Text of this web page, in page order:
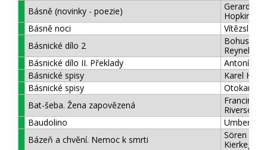
Básně (novinky - poezie)
Gerard
Hopkins
Básně noci
Vítězslav
Básnické dílo 2
Bohuslav
Reynek
Básnické dílo II. Překlady
Antonín
Básnické spisy
Karel
Básnické spisy
Otokar
Bat-šeba. Žena zapovězená
Francine
Riversová
Baudolino
Umberto
Bázeň a chvění. Nemoc k smrti
Sören